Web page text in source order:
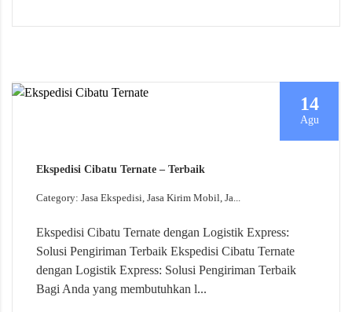
14
Agu
Ekspedisi Cibatu Ternate – Terbaik
Category: Jasa Ekspedisi, Jasa Kirim Mobil, Ja...
Ekspedisi Cibatu Ternate dengan Logistik Express:
Solusi Pengiriman Terbaik Ekspedisi Cibatu Ternate
dengan Logistik Express: Solusi Pengiriman Terbaik
Bagi Anda yang membutuhkan l...